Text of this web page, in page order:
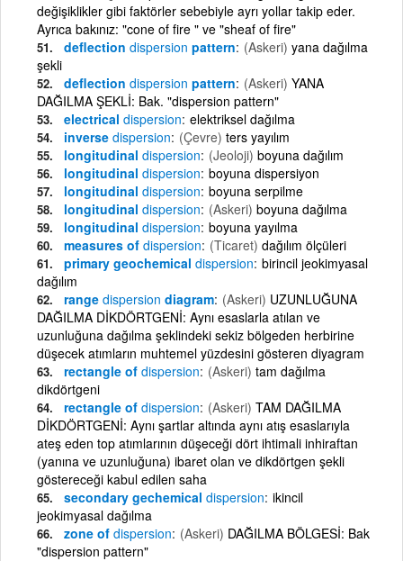
değişiklikler gibi faktörler sebebiyle ayrı yollar takip eder.
Ayrıca bakınız: "cone of fire " ve "sheaf of fire"
deflection dispersion pattern (Askeri) yana dağılma
şekli
deflection dispersion pattern (Askeri) YANA
DAĞILMA ŞEKLİ: Bak. "dispersion pattern"
electrical dispersion elektriksel dağılma
inverse dispersion (Çevre) ters yayılım
longitudinal dispersion (Jeoloji) boyuna dağılım
longitudinal dispersion boyuna dispersiyon
longitudinal dispersion boyuna serpilme
longitudinal dispersion (Askeri) boyuna dağılma
longitudinal dispersion boyuna yayılma
measures of dispersion (Ticaret) dağılım ölçüleri
primary geochemical dispersion birincil jeokimyasal
dağılım
range dispersion diagram (Askeri) UZUNLUĞUNA
DAĞILMA DİKDÖRTGENİ: Aynı esaslarla atılan ve
uzunluğuna dağılma şeklindeki sekiz bölgeden herbirine
düşecek atımların muhtemel yüzdesini gösteren diyagram
rectangle of dispersion (Askeri) tam dağılma
dikdörtgeni
rectangle of dispersion (Askeri) TAM DAĞILMA
DİKDÖRTGENİ: Aynı şartlar altında aynı atış esaslarıyla
ateş eden top atımlarının düşeceği dört ihtimali inhiraftan
(yanına ve uzunluğuna) ibaret olan ve dikdörtgen şekli
göstereceği kabul edilen saha
secondary gechemical dispersion ikincil
jeokimyasal dağılma
zone of dispersion (Askeri) DAĞILMA BÖLGESİ: Bak
"dispersion pattern"